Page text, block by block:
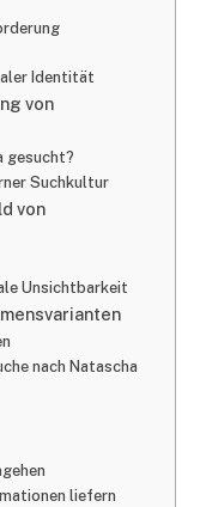
Identität
von
gesucht?
Suchkultur
von
Unsichtbarkeit
nach Natascha
liefern